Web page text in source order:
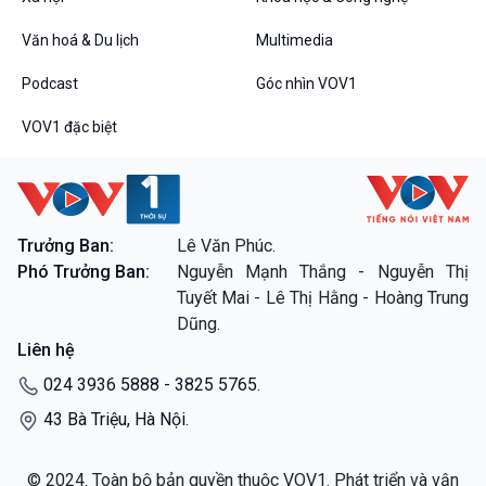
Câu chuyện thời sự
Dòng chảy sự kiện
Diễn đàn chủ nhật
VOV1 đặc biệt
Thanh âm ký sự
Các chương trình đặc biệt
Văn hoá & Du lịch Multimedia
Podcast Góc nhìn VOV1
VOV1 đặc biệt
Trưởng Ban:
Lê Văn Phúc.
Phó Trưởng Ban:
Nguyễn Mạnh Thắng - Nguyễn Thị
Tuyết Mai - Lê Thị Hằng - Hoàng Trung
Dũng.
Liên hệ
024 3936 5888 - 3825 5765.
43 Bà Triệu, Hà Nội.
© 2024. Toàn bộ bản quyền thuộc VOV1. Phát triển và vận